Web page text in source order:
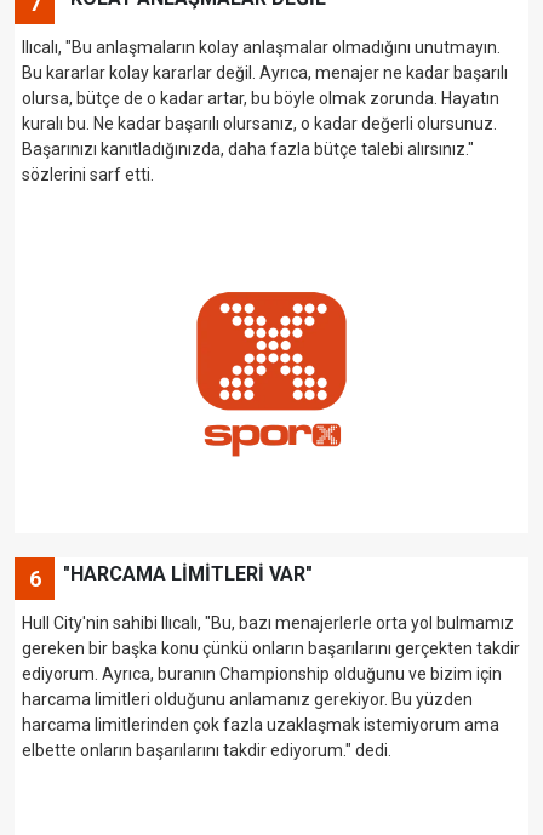
Ilıcalı, "Bu anlaşmaların kolay anlaşmalar olmadığını unutmayın.
Bu kararlar kolay kararlar değil. Ayrıca, menajer ne kadar başarılı
olursa, bütçe de o kadar artar, bu böyle olmak zorunda. Hayatın
kuralı bu. Ne kadar başarılı olursanız, o kadar değerli olursunuz.
Başarınızı kanıtladığınızda, daha fazla bütçe talebi alırsınız."
sözlerini sarf etti.
6 "HARCAMA LİMİTLERİ VAR"
Hull City'nin sahibi Ilıcalı, "Bu, bazı menajerlerle orta yol bulmamız
gereken bir başka konu çünkü onların başarılarını gerçekten takdir
ediyorum. Ayrıca, buranın Championship olduğunu ve bizim için
harcama limitleri olduğunu anlamanız gerekiyor. Bu yüzden
harcama limitlerinden çok fazla uzaklaşmak istemiyorum ama
elbette onların başarılarını takdir ediyorum." dedi.